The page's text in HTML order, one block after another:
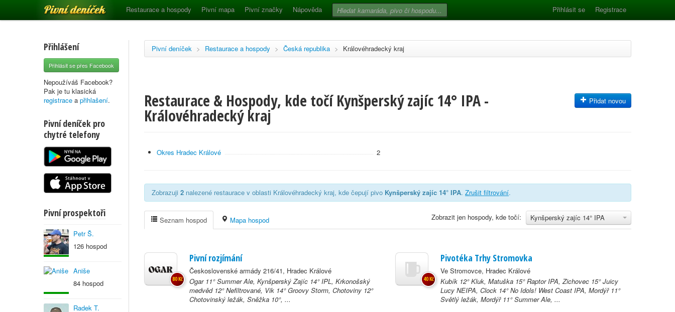
Pivní deníček Restaurace a hospody Pivní mapa Pivní značky Nápověda Přihlásit se Registrace
Přihlášení
Přihlásit se přes Facebook
Nepoužíváš Facebook?
Pak je tu klasická
registrace a přihlašení.
Pivní deníček pro
chytré telefony
Pivní prospektoři
Petr Š.
126 hospod
Aniše
84 hospod
Radek T.
Pivní deníček > Restaurace a hospody > Česká republika > Královéhradecký kraj
Restaurace & Hospody, kde točí Kynšperský zajíc 14° IPA -
Královéhradecký kraj
Přidat novou
Okres Hradec Králové 2
Zobrazuji 2 nalezené restaurace v oblasti Královéhradecký kraj, kde čepují pivo Kynšperský zajíc 14° IPA. Zrušit filtrování.
Kynšperský zajíc 14° IPA
Zobrazit jen hospody, kde točí:
Seznam hospod Mapa hospod
Pivní rozjímání
Československé armády 216/41, Hradec Králové
Ogar 11° Summer Ale, Kynšperský Zajíc 14° IPL, Krkonošský
medvěd 12° Nefiltrované, Vik 14° Groovy Storm, Chotoviny 12°
Chotovinský ležák, Sněžka 10°, ...
80 Kč
Pivotéka Trhy Stromovka
Ve Stromovce, Hradec Králové
Kubík 12° Kluk, Matuška 15° Raptor IPA, Zichovec 15° Juicy
Lucy NEIPA, Clock 14° No Idols! West Coast IPA, Mordýř 11°
Světlý ležák, Mordýř 11° Summer Ale, ...
40 Kč